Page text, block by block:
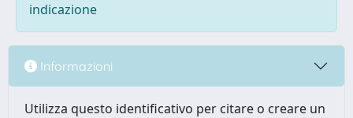
indicazione
Informazioni
Utilizza questo identificativo per citare o creare un